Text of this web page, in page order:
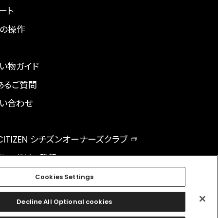
ト
操作
物ガイド
るご質問
合わせ
シチズンオーナーズクラブ
マガジン登録
facebookinstagramtwitter
Cookies Settings
Decline All Optional cookies